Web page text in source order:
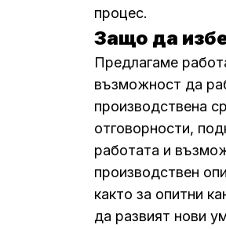
процес.
Защо да
Предлагаме
възможност да
производствена
отговорности,
работата и
производствен
както за опитни
да развият нови